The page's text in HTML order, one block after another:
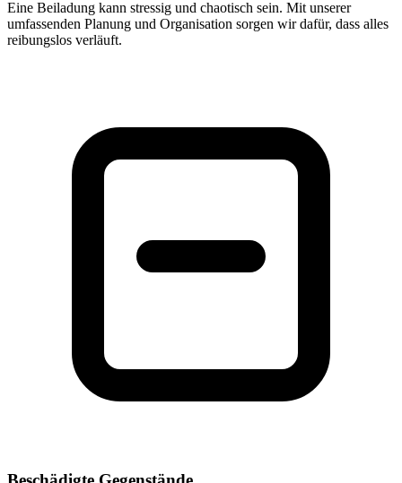
Eine Beiladung kann stressig und chaotisch sein. Mit unserer
umfassenden Planung und Organisation sorgen wir dafür, dass alles
reibungslos verläuft.